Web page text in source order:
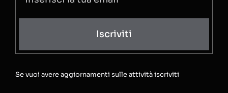
Iscriviti
Se vuoi avere aggiornamenti sulle attività iscriviti